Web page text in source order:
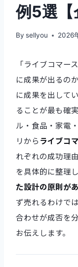
例5選【
By sellyou 2026
「ライブコマー
に成果が出るの
に成果を出して
ることが最も確
ル・食品・家電
リから ライブコ
れぞれの成功理
を具体的に整理し
た設計の原則があ
ず売れるわけで
合わせが成否を
お伝えします。